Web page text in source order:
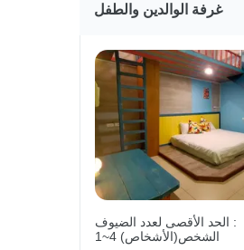
غرفة الوالدين والطفل
الحد الأقصى لعدد الضيوف :
1~4 الشخص(الأشخاص)